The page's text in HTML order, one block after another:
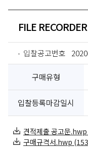
FILE
입찰공고번호
구매유형
입찰등록마감일시
견적제출 공고문
구매규격서.hwp